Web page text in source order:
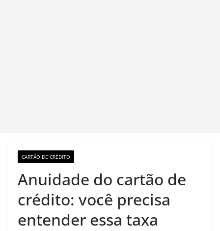
CARTÃO DE CRÉDITO
Anuidade do cartão de
crédito: você precisa
entender essa taxa